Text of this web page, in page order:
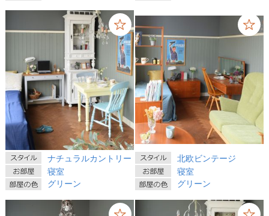
ナチュラルカントリー
寝室
グリーン
北欧ビンテージ
寝室
グリーン